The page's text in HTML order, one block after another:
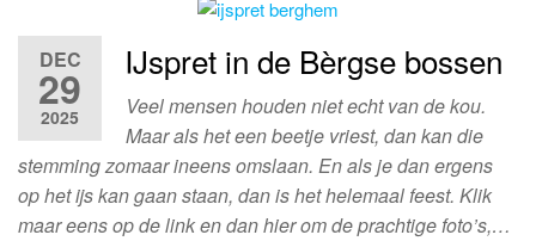
DEC
29
2025
IJspret in de Bèrgse bossen
Veel mensen houden niet echt van de kou.
Maar als het een beetje vriest, dan kan die
stemming zomaar ineens omslaan. En als je dan ergens
op het ijs kan gaan staan, dan is het helemaal feest. Klik
maar eens op de link en dan hier om de prachtige foto’s,…